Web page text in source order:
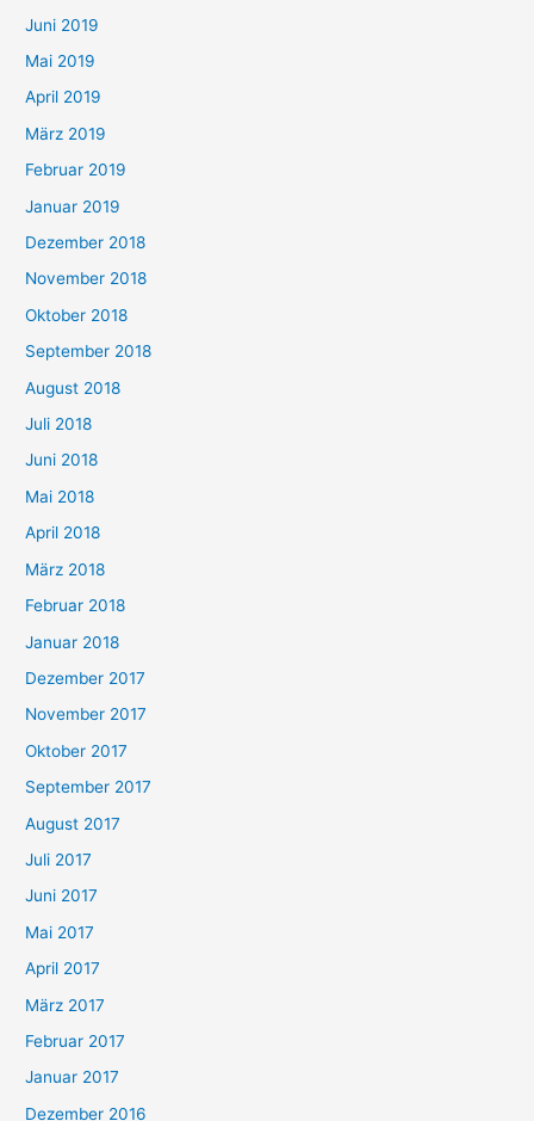
Juni 2019
Mai 2019
April 2019
März 2019
Februar 2019
Januar 2019
Dezember 2018
November 2018
Oktober 2018
September 2018
August 2018
Juli 2018
Juni 2018
Mai 2018
April 2018
März 2018
Februar 2018
Januar 2018
Dezember 2017
November 2017
Oktober 2017
September 2017
August 2017
Juli 2017
Juni 2017
Mai 2017
April 2017
März 2017
Februar 2017
Januar 2017
Dezember 2016